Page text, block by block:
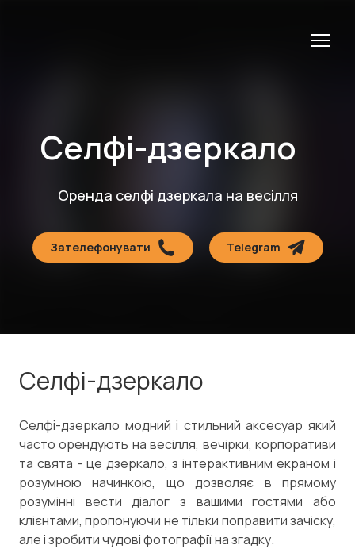
Селфі-дзеркало
Оренда селфі дзеркала на весілля
Зателефонувати Telegram
Селфі-дзеркало
Селфі-дзеркало модний і стильний аксесуар який
часто орендують на весілля, вечірки, корпоративи
та свята - це дзеркало, з інтерактивним екраном і
розумною начинкою, що дозволяє в прямому
розумінні вести діалог з вашими гостями або
клієнтами, пропонуючи не тільки поправити зачіску,
але і зробити чудові фотографії на згадку.